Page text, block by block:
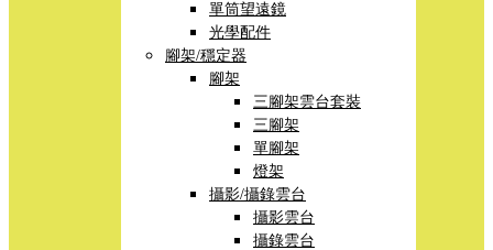
單筒望遠鏡
光學配件
腳架/穩定器
腳架
三腳架雲台套裝
三腳架
單腳架
燈架
攝影/攝錄雲台
攝影雲台
攝錄雲台